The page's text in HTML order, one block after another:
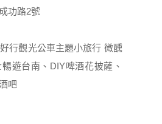
功路2號